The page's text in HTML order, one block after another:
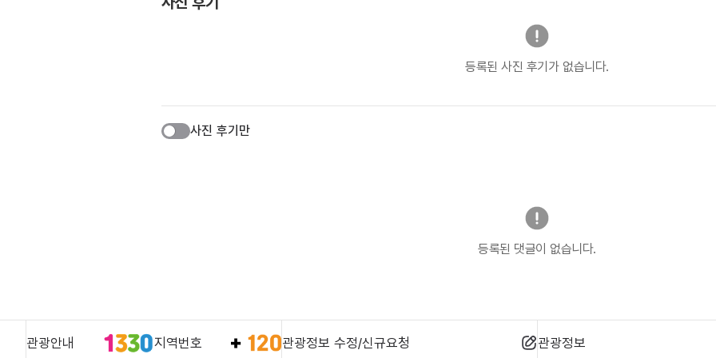
등록된 사진 후기가 없습니다.
사진 후기만
등록된 댓글이 없습니다.
관광안내 지역번호 관광정보 수정/신규요청 관광정보